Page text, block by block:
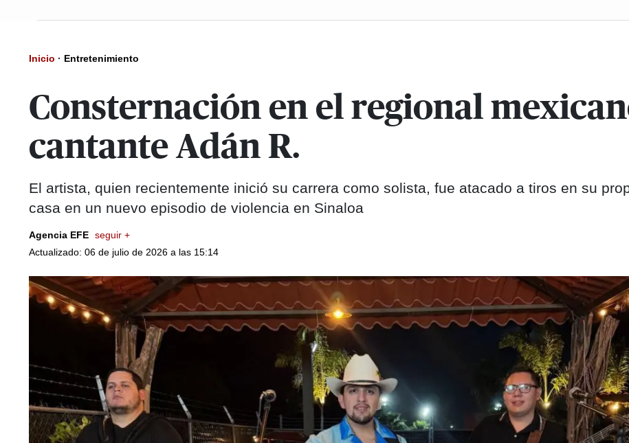
Inicio · Entretenimiento
Consternación en el regional
cantante Adán R.
El artista, quien recientemente inició su carrera como solista, fue atacado a tiros en su
casa en un nuevo episodio de violencia en Sinaloa
Agencia EFE seguir +
Actualizado: 06 de julio de 2026 a las 15:14